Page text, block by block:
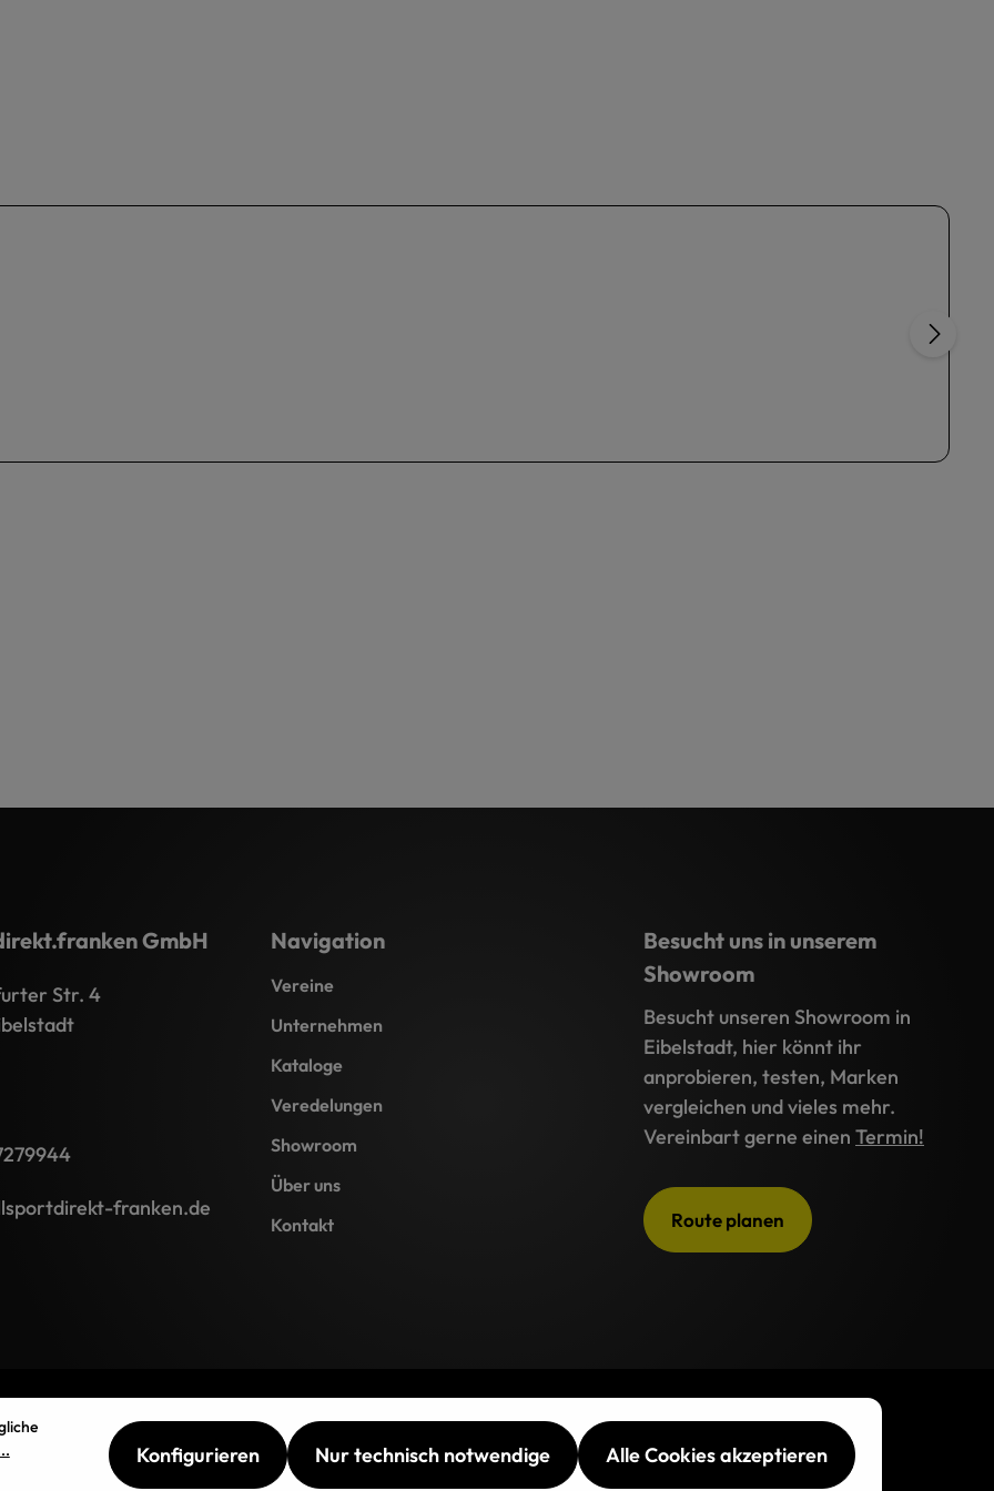
GmbH
Str. 4
franken.de
Navigation
Vereine
Unternehmen
Kataloge
Veredelungen
Showroom
Über uns
Kontakt
Besucht uns in unserem
Showroom
Besucht unseren Showroom in
Eibelstadt, hier könnt ihr
anprobieren, testen, Marken
vergleichen und vieles mehr.
Vereinbart gerne einen Termin!
Route planen
Nur technisch notwendige
Konfigurieren Alle Cookies akzeptieren